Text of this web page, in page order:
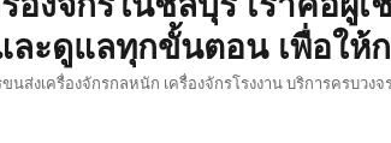
ละดูแลทุกขั้นตอน เพื่อให้
ส่งเครื่องจักรกลหนัก เครื่องจักรโรงงาน บริการครบว